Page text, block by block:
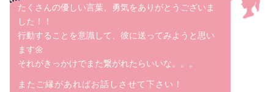
たくさんの優しい言葉、勇気をありがとうございま
した！！
行動することを意識して、彼に送ってみようと思い
ます🌼
それがきっかけでまた繋がれたらいいな。。。
またご縁があればお話しさせて下さい！